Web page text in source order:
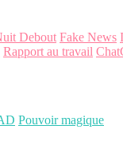
Debout Fake News
Rapport au travail
Pouvoir magique